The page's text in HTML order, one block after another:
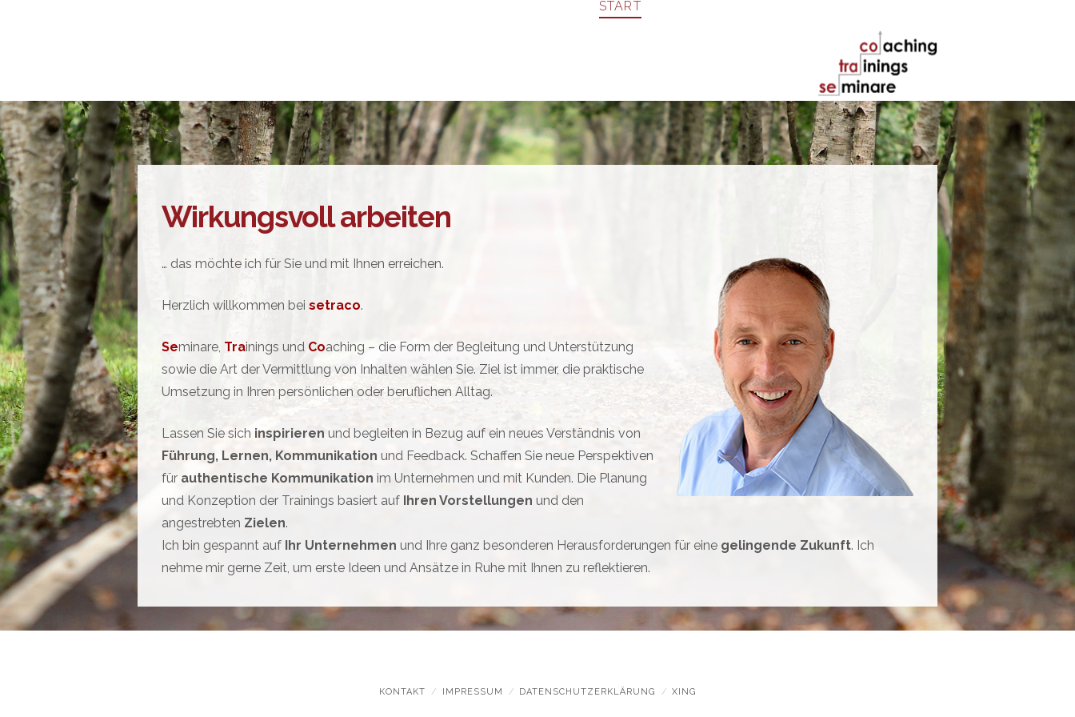
STARTANGEBOT
Wirkungsvoll arbeiten
… das möchte ich für Sie und mit Ihnen erreichen.
Herzlich willkommen bei setraco.
Seminare, Trainings und Coaching – die Form der Begleitung und Unterstützung
sowie die Art der Vermittlung von Inhalten wählen Sie. Ziel ist immer, die praktische
Umsetzung in Ihren persönlichen oder beruflichen Alltag.
Lassen Sie sich inspirieren und begleiten in Bezug auf ein neues Verständnis von
Führung, Lernen, Kommunikation und Feedback. Schaffen Sie neue Perspektiven
für authentische Kommunikation im Unternehmen und mit Kunden. Die Planung
und Konzeption der Trainings basiert auf Ihren Vorstellungen und den
angestrebten Zielen.
Ich bin gespannt auf Ihr Unternehmen und Ihre ganz besonderen Herausforderungen für eine gelingende Zukunft. Ich
nehme mir gerne Zeit, um erste Ideen und Ansätze in Ruhe mit Ihnen zu reflektieren.
KONTAKT IMPRESSUM DATENSCHUTZERKLÄRUNG XING